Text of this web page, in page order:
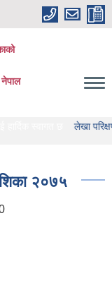
छ लेखा परिक्षण गर्ने
२०७५